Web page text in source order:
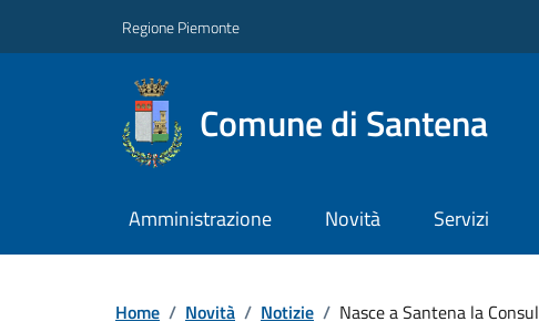
Regione Piemonte
Comune di Santena
Amministrazione Novità Servizi
Home / Novità / Notizie / Nasce a Santena la